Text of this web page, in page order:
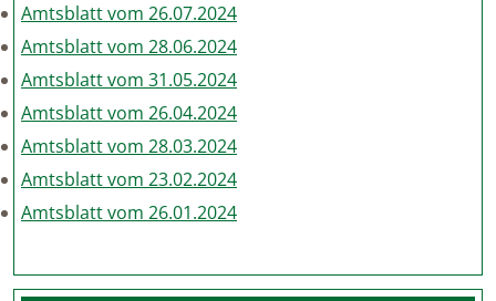
Amtsblatt vom 26.07.2024
Amtsblatt vom 28.06.2024
Amtsblatt vom 31.05.2024
Amtsblatt vom 26.04.2024
Amtsblatt vom 28.03.2024
Amtsblatt vom 23.02.2024
Amtsblatt vom 26.01.2024